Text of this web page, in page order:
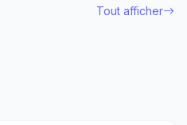
Tout afficher